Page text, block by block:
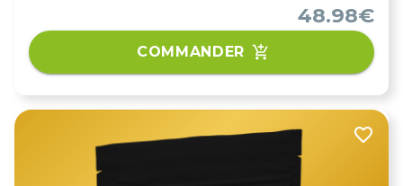
48.98€
COMMANDER